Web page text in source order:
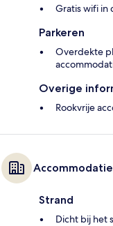
Gratis wifi in
Parkeren
Overdekte
Overige
Rookvrije
Strand
Dicht bij het